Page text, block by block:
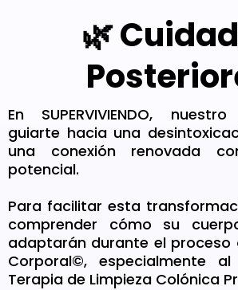
🌿
En SUPERVIVIENDO,
guiarte hacia una
una conexión renovada
potencial.
Para facilitar esta
comprender cómo su
adaptarán durante el proceso
Corporal©, especialmente
Terapia de Limpieza Colónica